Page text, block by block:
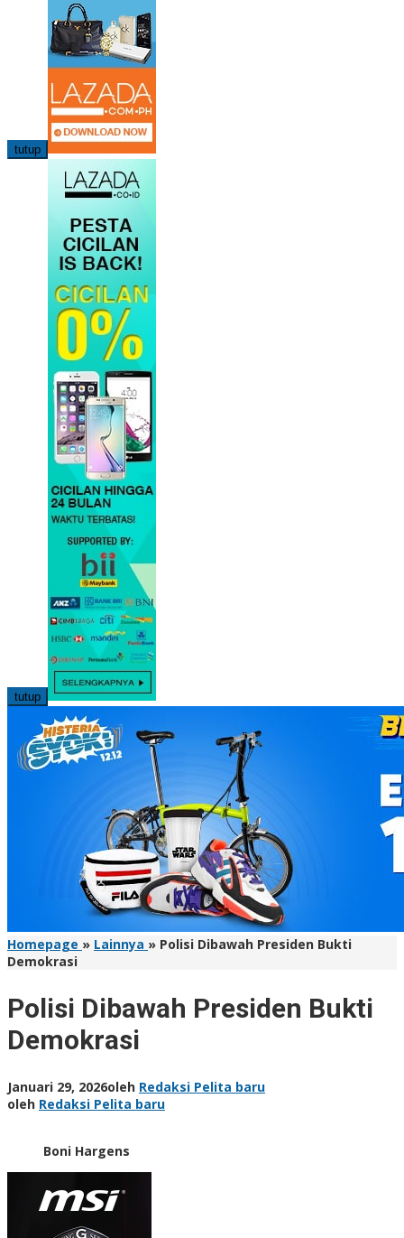
tutup
tutup
Homepage » Lainnya » Polisi Dibawah Presiden Bukti
Demokrasi
Polisi Dibawah Presiden Bukti
Demokrasi
Januari 29, 2026oleh Redaksi Pelita baru
oleh Redaksi Pelita baru
Boni Hargens